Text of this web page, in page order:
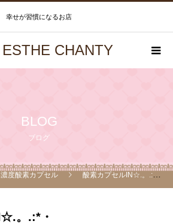
幸せが習慣になるお店
CHANTY
BLOG
ブログ
度酸素カプセル 酸素カプセルIN☆.。.:*・
。.:*・